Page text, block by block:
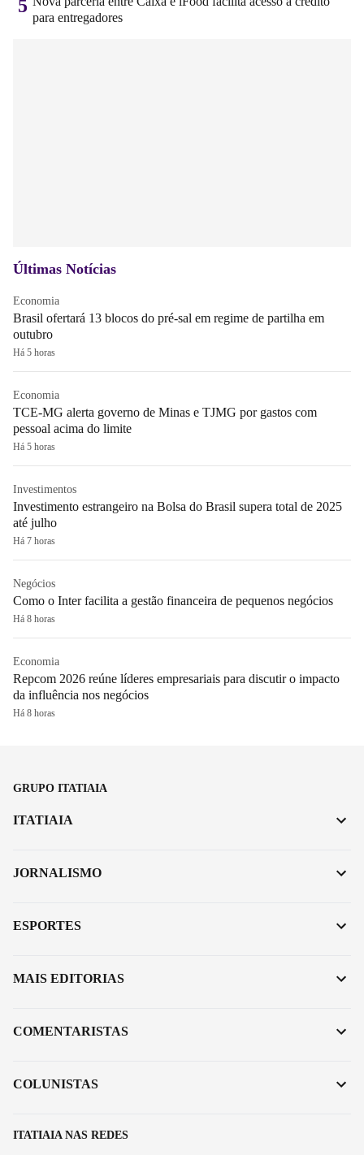
5
para entregadores
Últimas Notícias
Economia
Brasil ofertará 13 blocos do pré-sal em regime de partilha em
outubro
Há 5 horas
Economia
TCE-MG alerta governo de Minas e TJMG por gastos com
pessoal acima do limite
Há 5 horas
Investimentos
Investimento estrangeiro na Bolsa do Brasil supera total de 2025
até julho
Há 7 horas
Negócios
Como o Inter facilita a gestão financeira de pequenos negócios
Há 8 horas
Economia
Repcom 2026 reúne líderes empresariais para discutir o impacto
da influência nos negócios
Há 8 horas
GRUPO ITATIAIA
ITATIAIA NAS REDES
ITATIAIA
JORNALISMO
ESPORTES
MAIS EDITORIAS
COMENTARISTAS
COLUNISTAS